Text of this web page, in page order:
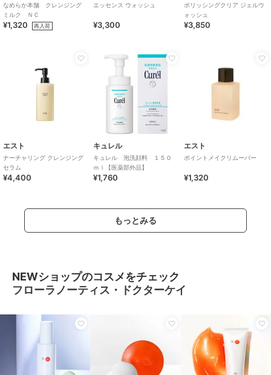
なめらか本舗 クレンジング
ミルク ＮＣ
¥1,320 再入荷
エッセンス ウォッシュ
¥3,300
ポリッシングクリア ジェルウ
ォッシュ
¥3,850
エスト
ナーチャリング クレンジング
セラム
¥4,400
キュレル
キュレル 泡洗顔料 １５０
ｍｌ【医薬部外品】
¥1,760
エスト
ポイントメイクリムーバー
¥1,320
もっとみる
NEWショップのコスメをチェック
フローラノーティス・ドクターケイ